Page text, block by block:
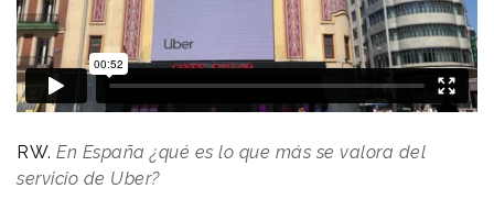
RW. En España ¿qué es lo que más se valora del
servicio de Uber?